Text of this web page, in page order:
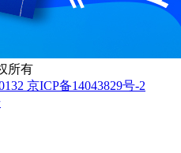
所有
京ICP备14043829号-2